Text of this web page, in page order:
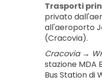
Trasporti
privato
all'aeroporto
(Cracovia).
Cracovia →
stazione MDA
Bus Station di